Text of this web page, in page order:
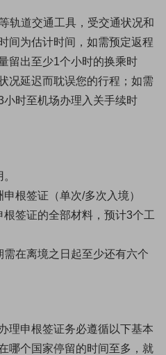
轨道交通工具，受交通状况和
间为估计时间，如需预定返程
留出至少1个小时的换乘时
况延迟而耽误您的行程；如需
时至机场办理入关手续时
根签证（单次/多次入境）
签证的全部材料，预计3个工
在离境之日起至少还有六个
理申根签证务必遵循以下基本
哪个国家停留的时间至多，就